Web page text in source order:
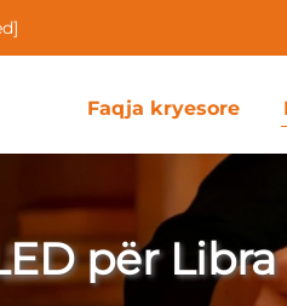
Faqja kryesore
për Libra